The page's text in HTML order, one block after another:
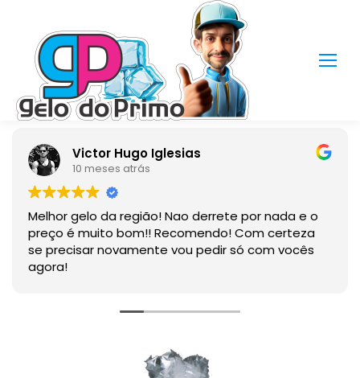
Victor Hugo Iglesias
10 meses atrás
Melhor gelo da região! Nao derrete por nada e o
preço é muito bom!! Recomendo! Com certeza
se precisar novamente vou pedir só com vocês
agora!